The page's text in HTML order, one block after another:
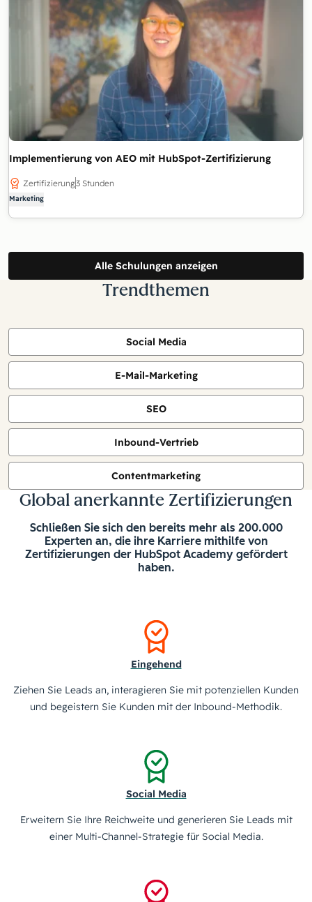
Implementierung von AEO mit HubSpot-Zertifizierung
Zertifizierung3 Stunden
Marketing
Alle Schulungen anzeigen
Trendthemen
Social Media
E-Mail-Marketing
SEO
Inbound-Vertrieb
Contentmarketing
Global anerkannte Zertifizierungen
Schließen Sie sich den bereits mehr als 200.000
Experten an, die ihre Karriere mithilfe von
Zertifizierungen der HubSpot Academy gefördert
haben.
Eingehend
Ziehen Sie Leads an, interagieren Sie mit potenziellen Kunden
und begeistern Sie Kunden mit der Inbound-Methodik.
Social Media
Erweitern Sie Ihre Reichweite und generieren Sie Leads mit
einer Multi-Channel-Strategie für Social Media.